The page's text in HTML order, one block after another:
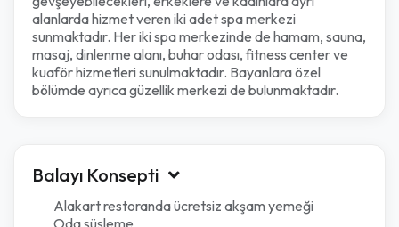
alanlarda hizmet veren iki adet spa merkezi
sunmaktadır. Her iki spa merkezinde de hamam, sauna,
masaj, dinlenme alanı, buhar odası, fitness center ve
kuaför hizmetleri sunulmaktadır. Bayanlara özel
bölümde ayrıca güzellik merkezi de bulunmaktadır.
Balayı Konsepti
Alakart restoranda ücretsiz akşam yemeği
Oda süsleme